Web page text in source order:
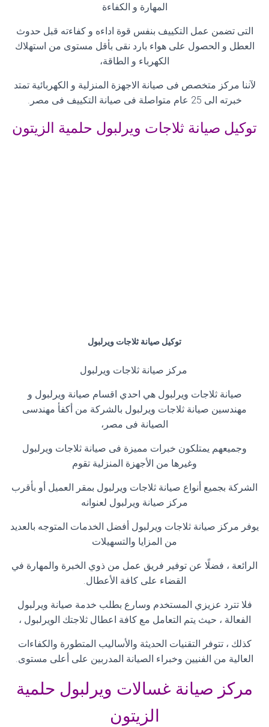
المهارة و الكفاءة
التى تضمن عمل التكييف بنفس قوة اداءه و كفاءته قبل حدوث
العطل و الحصول على هواء بارد نقى بأقل مستوى من استهلاك
الكهرباء و الطاقة،
لآننا مركز متخصص فى صيانة الاجهزة المنزلية و الكهربائية تمتد
خبرته الى 25 عام متواصلة فى صيانة التكييف فى مصر
.
توكيل صيانة ثلاجات ويرلبول حلمية الزيتون
توكيل صيانة ثلاجات ويرلبول
مركز صيانة ثلاجات ويرلبول
صيانة ثلاجات ويرلبول هي احدي اقسام صيانة ويرلبول و
مهندسين صيانة ثلاجات ويرلبول بالشركة من أكفأ مهندسى
الصيانة فى مصر،
وجميعهم يمتلكون خبرات مميزة فى صيانة ثلاجات ويرلبول
وغيرها من الأجهزة المنزلية تقوم
الشركة بجميع أنواع صيانة ثلاجات ويرلبول بمقر العميل أو بأقرب
مركز صيانة ويرلبول لعنوانه
يوفر مركز صيانة ثلاجات ويرلبول أفضل الخدمات المتوجه بالعديد
من المزايا والتسهيلات
الرائعة ، فضلًا عن توفير فريق عمل من ذوي الخبرة والمهارة في
القضاء على كافة الأعطال.
فلا تترد عزيزي المستخدم وسارع بطلب خدمة صيانة ويرلبول
الفعالة ، حيث يتم التعامل مع كافة اعطال ثلاجتك الويرلبول ،
كذلك ، تتوفر التقنيات الحديثة والأساليب المتطورة والكفاءات
العالية من الفنيين وخبراء الصيانة المدربين على أعلى مستوى.
مركز صيانة غسالات ويرلبول حلمية
الزيتون